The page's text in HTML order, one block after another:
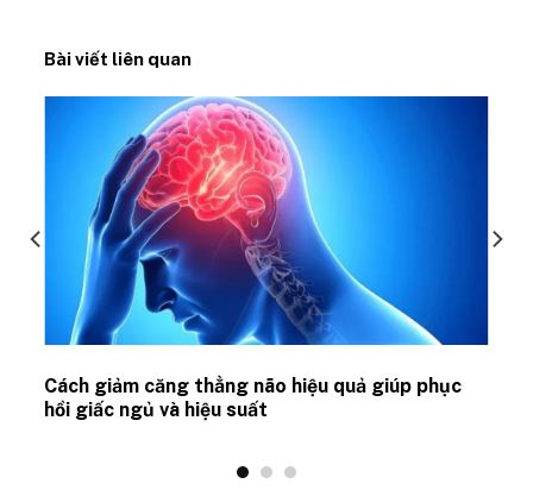
Bài viết liên quan
Cách giảm căng thẳng não hiệu quả giúp phục
hồi giấc ngủ và hiệu suất